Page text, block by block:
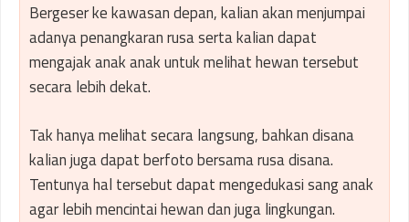
Bergeser ke kawasan depan, kalian akan menjumpai
adanya penangkaran rusa serta kalian dapat
mengajak anak anak untuk melihat hewan tersebut
secara lebih dekat.
Tak hanya melihat secara langsung, bahkan disana
kalian juga dapat berfoto bersama rusa disana.
Tentunya hal tersebut dapat mengedukasi sang anak
agar lebih mencintai hewan dan juga lingkungan.